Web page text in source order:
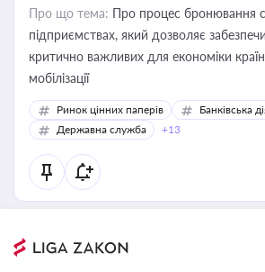
Про що тема: Про процес бронювання
підприємствах, який дозволяє
критично важливих для економіки
мобілізації
Ринок цінних паперів
Банківська
Державна служба
+13